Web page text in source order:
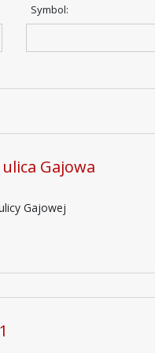
Symbol:
Gajowa
Gajowej